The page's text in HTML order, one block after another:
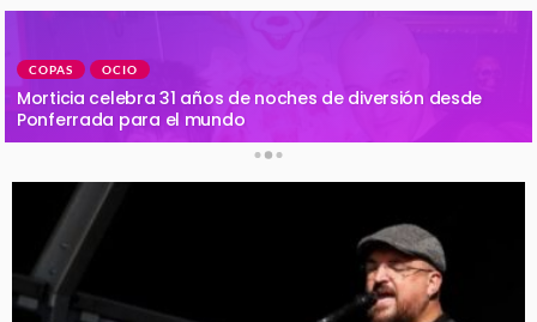
COPAS OCIO
Morticia celebra 31 años de noches de diversión desde
Ponferrada para el mundo